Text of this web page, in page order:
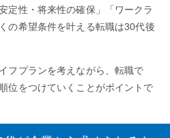
定性・将来性の確保」「ワークラ
の希望条件を叶える転職は30代後
フプランを考えながら、転職で
位をつけていくことがポイントで